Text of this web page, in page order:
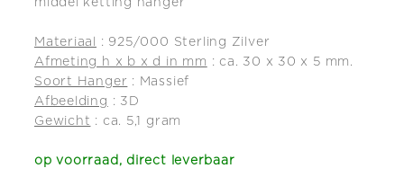
middel ketting hanger
Materiaal
: 925/000 Sterling Zilver
Afmeting h x b x d in mm : ca. 30 x 30 x 5 mm.
Soort Hanger : Massief
Afbeelding : 3D
Gewicht : ca. 5,1 gram
op voorraad, direct leverbaar